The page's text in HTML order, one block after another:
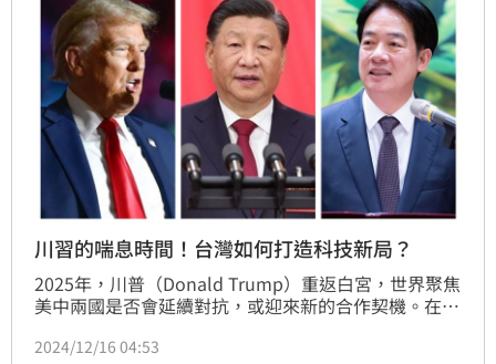
川習的喘息時間！台灣如何打造科技新局？
2025年，川普（Donald Trump）重返白宮，世界聚焦
美中兩國是否會延續對抗，或迎來新的合作契機。在這
手，或許都需要一些「喘息時間」？
2024/12/16 04:53